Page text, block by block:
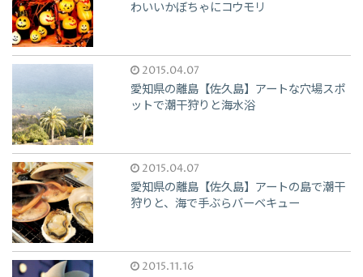
わいいかぼちゃにコウモリ
2015.04.07
愛知県の離島【佐久島】アートな穴場スポ
ットで潮干狩りと海水浴
2015.04.07
愛知県の離島【佐久島】アートの島で潮干
狩りと、海で手ぶらバーベキュー
2015.11.16